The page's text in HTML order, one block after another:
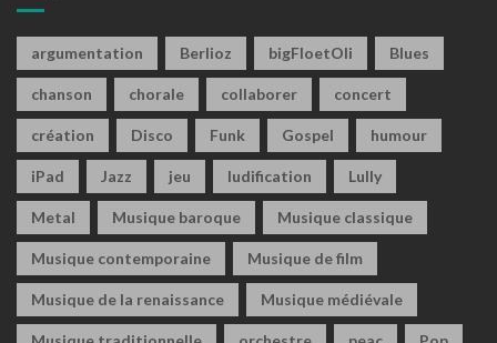
argumentation Berlioz bigFloetOli Blues
chanson chorale collaborer concert
création Disco Funk Gospel humour
iPad Jazz jeu ludification Lully
Metal Musique baroque Musique classique
Musique contemporaine Musique de film
Musique de la renaissance Musique médiévale